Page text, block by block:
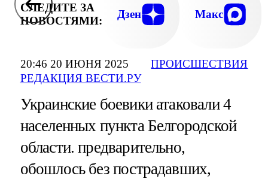
20:46 20 ИЮНЯ 2025
РЕДАКЦИЯ ВЕСТИ.РУ
ПРОИСШЕСТВИЯ
СЛЕДИТЕ ЗА
НОВОСТЯМИ:
Дзен Макс
Украинские боевики атаковали 4
населенных пункта Белгородской
области. предварительно,
обошлось без пострадавших,